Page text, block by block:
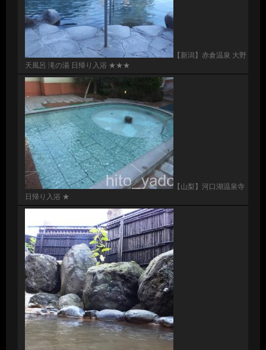
【新潟】赤倉温泉 大野
天風呂 滝の湯 日帰り入浴 ★★★
【山梨】河口湖温泉寺
日帰り入浴 ★